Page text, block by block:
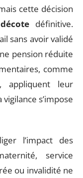
cette décision
décotedéfinitive.
sans avoir validé
pension réduite
comme
appliquent leur
s’impose
l’impact des
service
ou invalidité ne